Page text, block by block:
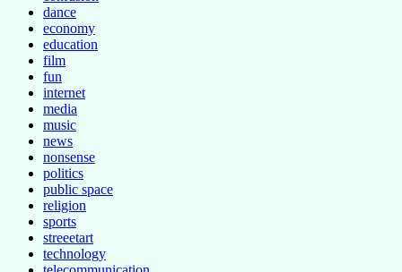
dance
economy
education
film
fun
internet
media
music
news
nonsense
politics
public space
religion
sports
streeetart
technology